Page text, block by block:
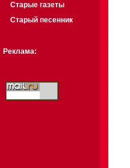
Старые газеты
Старый песенник
Реклама: